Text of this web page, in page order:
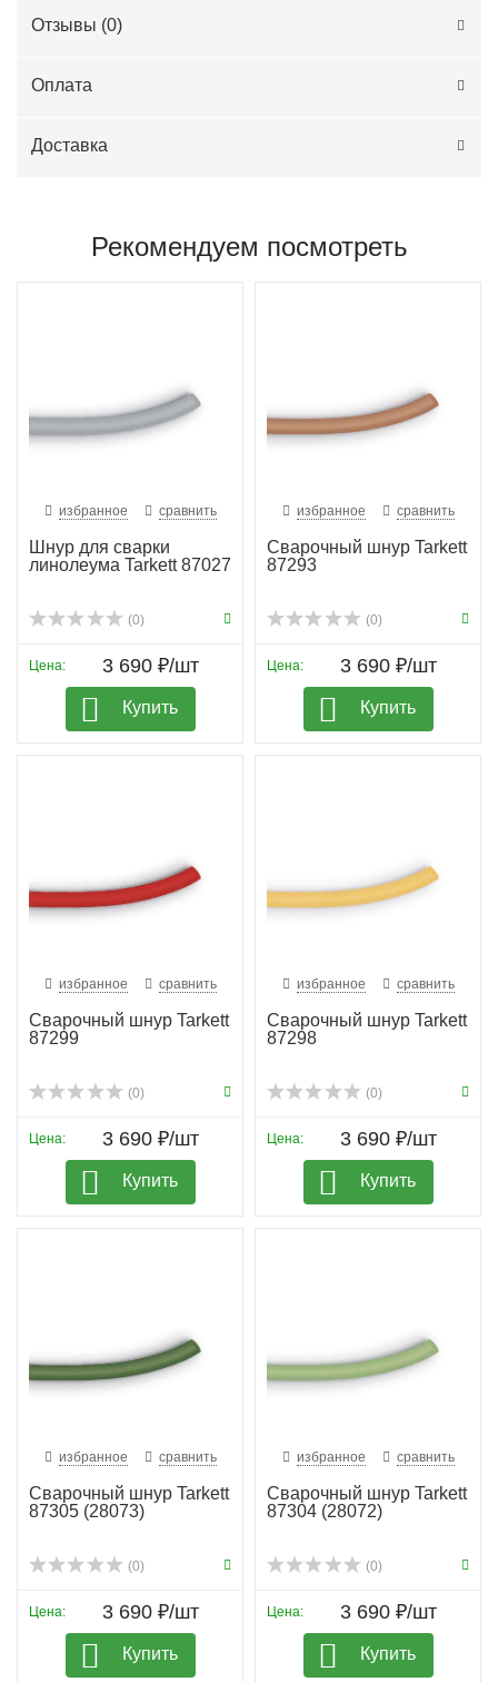
Отзывы (0)
Оплата
Доставка
Рекомендуем посмотреть
избранное сравнить
Шнур для сварки
линолеума Tarkett 87027
(0)
Цена: 3 690 ₽/шт
Купить
избранное сравнить
Сварочный шнур Tarkett
87293
(0)
Цена: 3 690 ₽/шт
Купить
избранное сравнить
Сварочный шнур Tarkett
87299
(0)
Цена: 3 690 ₽/шт
Купить
избранное сравнить
Сварочный шнур Tarkett
87298
(0)
Цена: 3 690 ₽/шт
Купить
избранное сравнить
Сварочный шнур Tarkett
87305 (28073)
(0)
Цена: 3 690 ₽/шт
Купить
избранное сравнить
Сварочный шнур Tarkett
87304 (28072)
(0)
Цена: 3 690 ₽/шт
Купить